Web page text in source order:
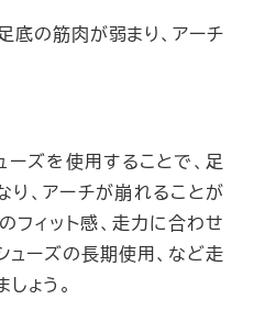
底の筋肉が弱まり、アーチ
ズを使用することで、足
、アーチが崩れることが
フィット感、走力に合わせ
ューズの長期使用、など走
ょう。